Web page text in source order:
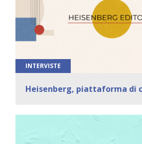
INTERVISTE
Heisenberg, piattaforma di